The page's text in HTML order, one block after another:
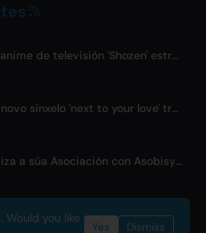
A adaptación ao anime de televisión 'Shozen' estrearase en abril de 2027 en Fuji TV
Sagiri Sol lanza o novo sinxelo 'next to your love' tras o seu paréntese
Kizuna AI Profundiza a súa Asociación con Asobisystem Antes da Xira Mundial polo 10º Aniversario
- Metadata provided byACRCloud
Would you like
Yes Dismiss